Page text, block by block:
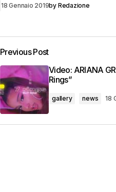
18 Gennaio 2019by Redazione
Previous Post
Video: ARIANA
Rings”
gallery news 18